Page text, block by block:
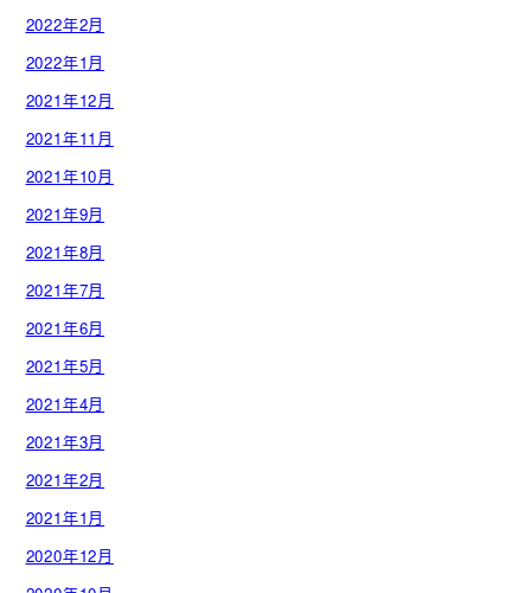
2022年2月
2022年1月
2021年12月
2021年11月
2021年10月
2021年9月
2021年8月
2021年7月
2021年6月
2021年5月
2021年4月
2021年3月
2021年2月
2021年1月
2020年12月